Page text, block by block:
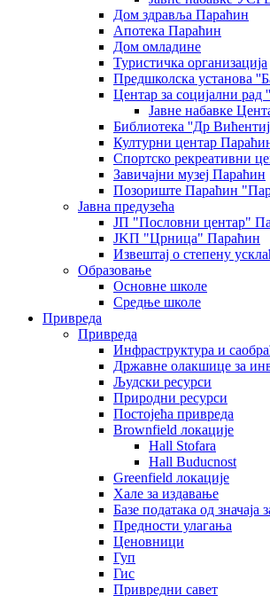
Дом здравља Параћин
Апотека Параћин
Дом омладине
Туристичка организација
Предшколска установа
Центар за социјални рад
Јавне набавке
Библиотека ''Др
Културни центар
Спортско рекреативни
Завичајни музеј Параћин
Позориште Параћин
Јавна предузећа
ЈП "Пословни центар"
ЈKП "Црница" Параћин
Извештај о степену
Образовање
Основне школе
Средње школе
Привреда
Привреда
Инфраструктура и
Државне олакшице за
Људски ресурси
Природни ресурси
Постојећа привреда
Brownfield локације
Hall Stofara
Hall Buducnost
Greenfield локације
Хале за издавање
Базе података од значаја
Предности улагања
Ценовници
Гуп
Гис
Привредни савет